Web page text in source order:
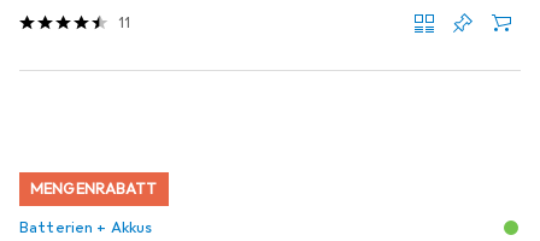
11
MENGENRABATT
Batterien + Akkus